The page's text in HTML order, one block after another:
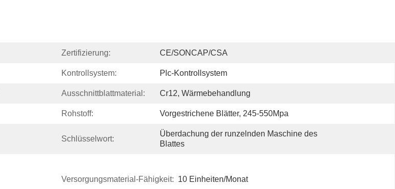
Zertifizierung: CE/SONCAP/CSA
Kontrollsystem: Plc-Kontrollsystem
Ausschnittblattmaterial: Cr12, Wärmebehandlung
Rohstoff: Vorgestrichene Blätter, 245-550Mpa
Schlüsselwort:
Überdachung der runzelnden Maschine des
Blattes
Versorgungsmaterial-Fähigkeit: 10 Einheiten/Monat